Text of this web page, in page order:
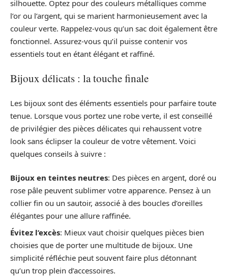
silhouette. Optez pour des couleurs métalliques comme
l’or ou l’argent, qui se marient harmonieusement avec la
couleur verte. Rappelez-vous qu’un sac doit également être
fonctionnel. Assurez-vous qu’il puisse contenir vos
essentiels tout en étant élégant et raffiné.
Bijoux délicats : la touche finale
Les bijoux sont des éléments essentiels pour parfaire toute
tenue. Lorsque vous portez une robe verte, il est conseillé
de privilégier des pièces délicates qui rehaussent votre
look sans éclipser la couleur de votre vêtement. Voici
quelques conseils à suivre :
Bijoux en teintes neutres: Des pièces en argent, doré ou
rose pâle peuvent sublimer votre apparence. Pensez à un
collier fin ou un sautoir, associé à des boucles d’oreilles
élégantes pour une allure raffinée.
Évitez l’excès: Mieux vaut choisir quelques pièces bien
choisies que de porter une multitude de bijoux. Une
simplicité réfléchie peut souvent faire plus détonnant
qu’un trop plein d’accessoires.